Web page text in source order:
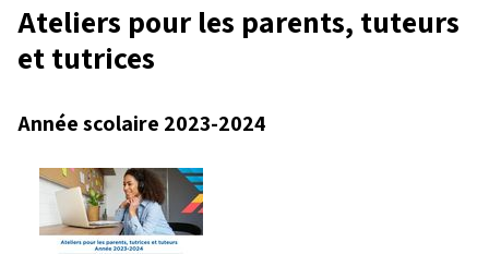
Ateliers pour les parents, tuteurs
et tutrices
Année scolaire 2023-2024